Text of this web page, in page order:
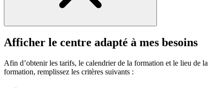
Afficher le centre adapté à mes besoins
Afin d’obtenir les tarifs, le calendrier de la formation et le lieu de la
formation, remplissez les critères suivants :